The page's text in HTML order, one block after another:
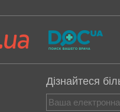
Дізнайтеся